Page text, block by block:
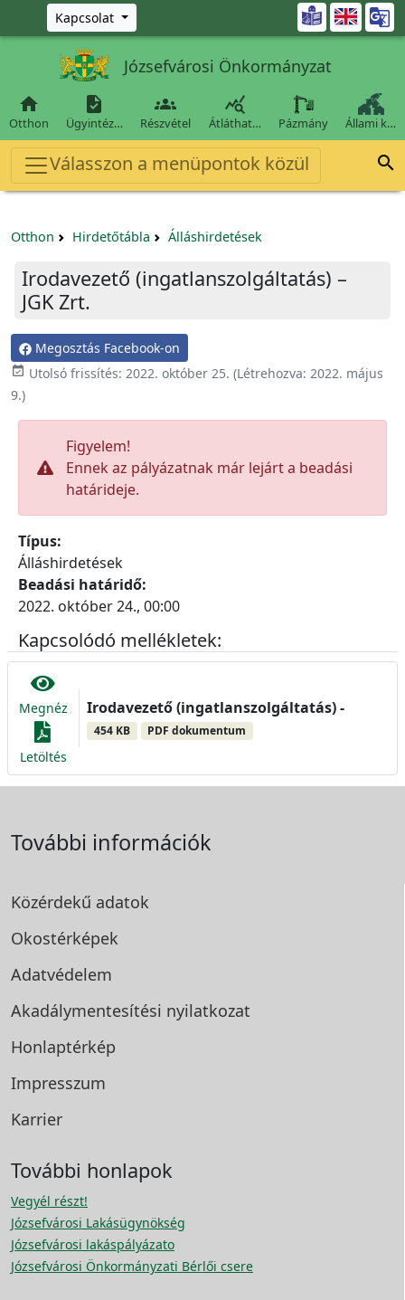
Ugrás a fő tartalomra
Kapcsolat 
Józsefvárosi Önkormányzat

Otthon

Ügyintéz…

Részvétel

Átláthat… Pázmány Állami k…
Válasszon a menüpontok közül 
Otthon Hirdetőtábla Álláshirdetések
Irodavezető (ingatlanszolgáltatás) –
JGK Zrt.
Megosztás Facebook-on
 Utolsó frissítés: 2022. október 25. (Létrehozva: 2022. május
9.)
Figyelem!
Ennek az pályázatnak már lejárt a beadási
határideje.
Típus:
Álláshirdetések
Beadási határidő:
2022. október 24., 00:00
Kapcsolódó mellékletek:
Megnéz
Letöltés
Irodavezető (ingatlanszolgáltatás) -
454 KB PDF dokumentum
További információk
Közérdekű adatok
Okostérképek
Adatvédelem
Akadálymentesítési nyilatkozat
Honlaptérkép
Impresszum
Karrier
További honlapok
Vegyél részt!
Józsefvárosi Lakásügynökség
Józsefvárosi lakáspályázato
Józsefvárosi Önkormányzati Bérlői csere